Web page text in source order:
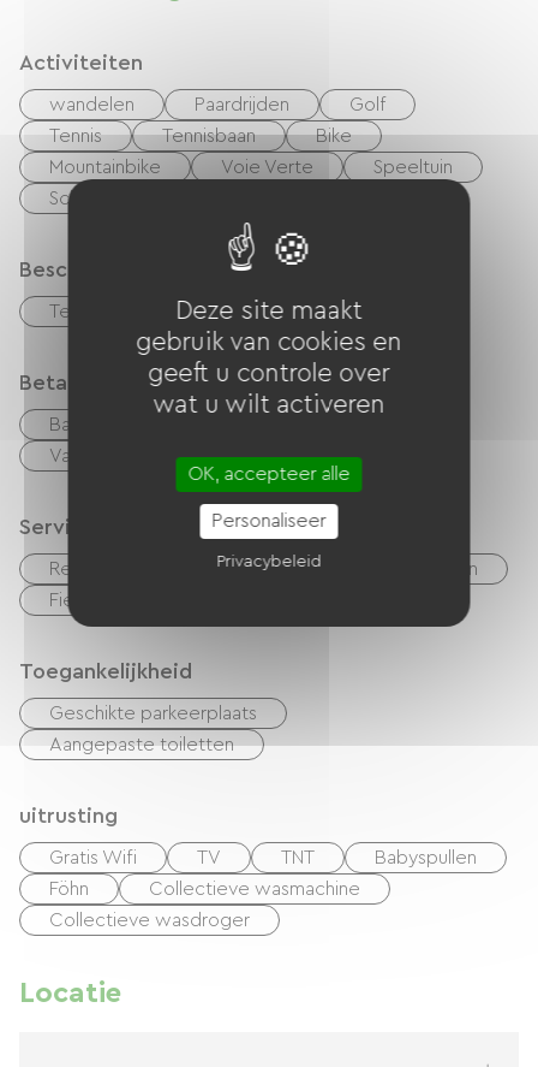
Activiteiten
wandelen Paardrijden
Golf
Tennis
Tennisbaan
Bike
Mountainbike
Voie Verte
Speeltuin
Schaduwrijke picknickplaats
Beschrijving
Terras
Betaalmethoden
Bankkaart
Vakantiebonnen (ANCV)
overdracht
Services
Restaurant Bar
Huisdieren toegelaten
Fietsenverhuur
Toegankelijkheid
Geschikte parkeerplaats
Aangepaste toiletten
uitrusting
Gratis Wifi TV TNT
Babyspullen
Föhn
Collectieve wasmachine
Collectieve wasdroger
Locatie
Deze site maakt
gebruik van cookies en
geeft u controle over
wat u wilt activeren
OK, accepteer alle
Personaliseer
Privacybeleid